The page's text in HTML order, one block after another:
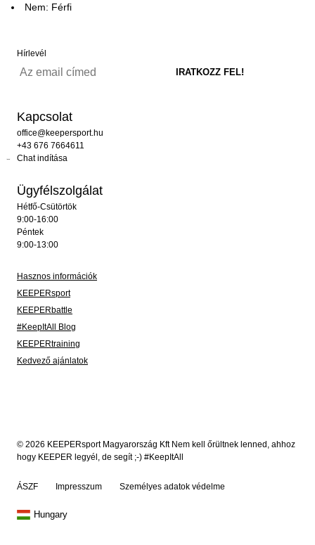
Nem: Férfi
Hírlevél
Kapcsolat
office@keepersport.hu
+43 676 7664611
Chat indítása
Ügyfélszolgálat
Hétfő-Csütörtök
9:00-16:00
Péntek
9:00-13:00
Hasznos információk
KEEPERsport
KEEPERbattle
#KeepItAll Blog
KEEPERtraining
Kedvező ajánlatok
© 2026 KEEPERsport Magyarország Kft Nem kell őrültnek lenned, ahhoz
hogy KEEPER legyél, de segít ;-) #KeepItAll
ÁSZF Impresszum Személyes adatok védelme
Hungary